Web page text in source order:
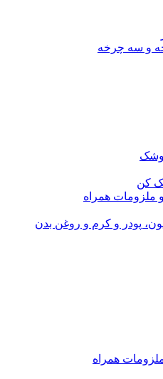
و سه چرخه
کن
همراه
پودر و کرم و روغن بدن
همراه